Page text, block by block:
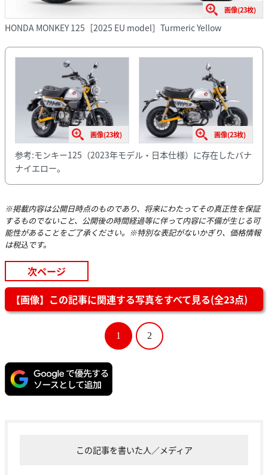
画像(23枚)
HONDA MONKEY 125［2025 EU model］Turmeric Yellow
画像(23枚) 画像(23枚)
参考:モンキー125（2023年モデル・日本仕様）に存在したバナ
ナイエロー。
※掲載内容は公開日時点のものであり、将来にわたってその真正性を保証
するものでないこと、公開後の時間経過等に伴って内容に不備が生じる可
能性があることをご了承ください。※特別な表記がないかぎり、価格情報
は税込です。
次ページ
【画像】この記事に関連する写真をすべて見る(全23点)
1 2
この記事を書いた人／メディア